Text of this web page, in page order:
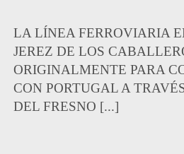
LA LÍNEA FERROVIARIA
JEREZ DE LOS
ORIGINALMENTE PARA
CON PORTUGAL A
DEL FRESNO [...]